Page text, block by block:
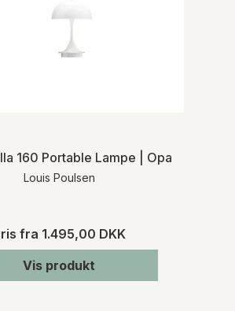
160 Portable Lampe | Opal
Louis Poulsen
fra 1.495,00 DKK
Vis produkt